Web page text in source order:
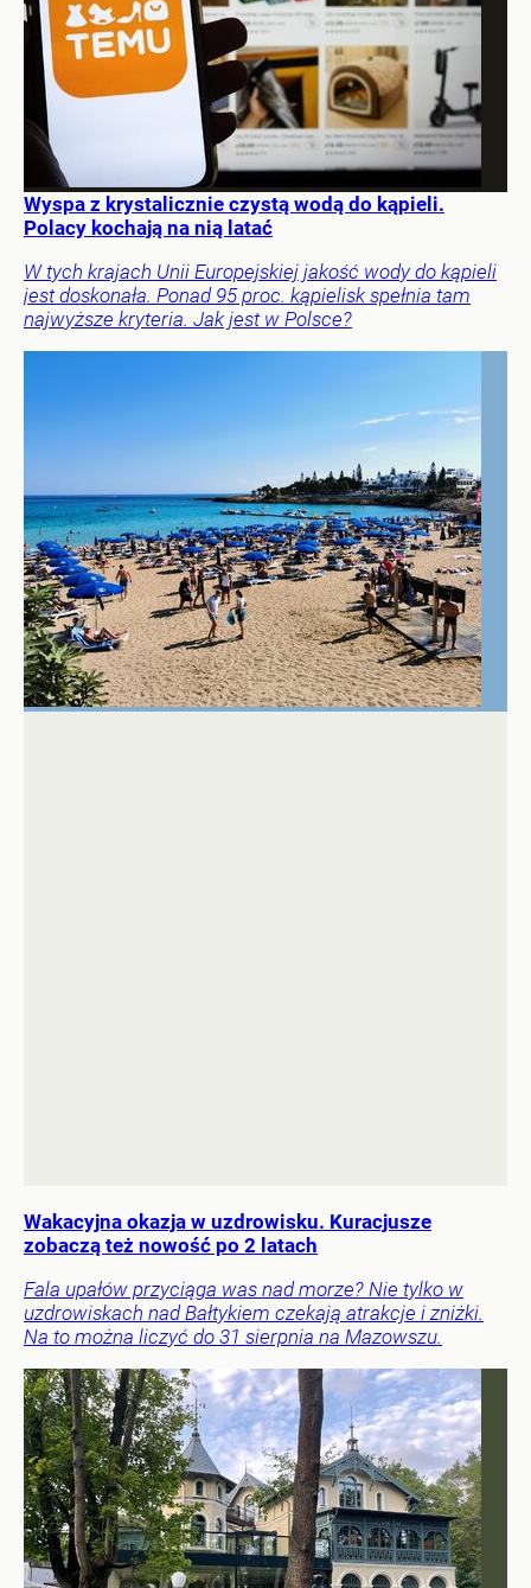
Wyspa z krystalicznie czystą wodą do kąpieli.
Polacy kochają na nią latać
W tych krajach Unii Europejskiej jakość wody do kąpieli
jest doskonała. Ponad 95 proc. kąpielisk spełnia tam
najwyższe kryteria. Jak jest w Polsce?
Wakacyjna okazja w uzdrowisku. Kuracjusze
zobaczą też nowość po 2 latach
Fala upałów przyciąga was nad morze? Nie tylko w
uzdrowiskach nad Bałtykiem czekają atrakcje i zniżki.
Na to można liczyć do 31 sierpnia na Mazowszu.